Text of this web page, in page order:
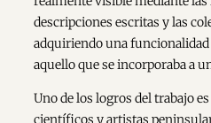
descripciones escritas y las
adquiriendo una
aquello que se incorporaba a
Uno de los logros del trabajo
científicos y artistas